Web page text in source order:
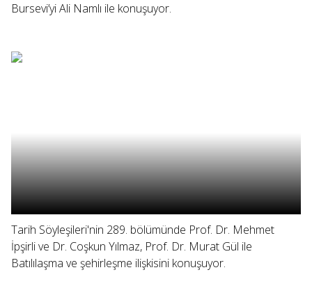
Bursevi’yi Ali Namlı ile konuşuyor.
Tarih Söyleşileri'nin 289. bölümünde Prof. Dr. Mehmet
İpşirli ve Dr. Coşkun Yılmaz, Prof. Dr. Murat Gül ile
Batılılaşma ve şehirleşme ilişkisini konuşuyor.